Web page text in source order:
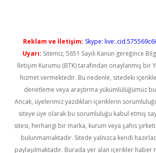
Reklam ve İletişim: Skype:
Uyarı: Sitemiz, 5651 Sayılı Kanun gereğince
İletişim Kurumu (BTK) tarafından onaylanmış bir
hizmet vermektedir. Bu nedenle, sitedeki
denetleme veya araştırma yükümlülüğümüz
Ancak, üyelerimiz yazdıkları içeriklerin
siteye üye olarak bu sorumluluğu kabul etmiş
sitesi, herhangi bir marka, kurum veya şahıs
bulunmamaktadır. Sitede yalnızca kendi
paylaşılmaktadır. Burada yer alan içerikler haber